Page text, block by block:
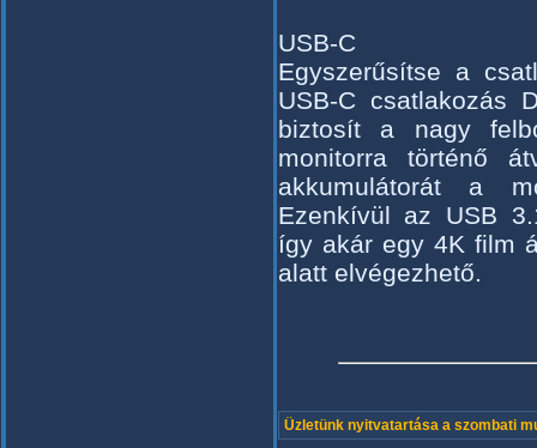
USB-C
Egyszerűsítse a
USB-C csatlakozás
biztosít a nagy
monitorra történő
akkumulátorát a
Ezenkívül az USB
így akár egy 4K film
alatt elvégezhető.
Üzletünk nyitvatartása a szombati